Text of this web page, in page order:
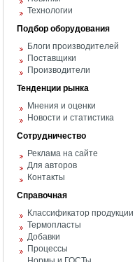
Технологии
Подбор оборудования
Блоги производителей
Поставщики
Производители
Тенденции рынка
Мнения и оценки
Новости и статистика
Сотрудничество
Реклама на сайте
Для авторов
Контакты
Справочная
Классификатор продукции
Термопласты
Добавки
Процессы